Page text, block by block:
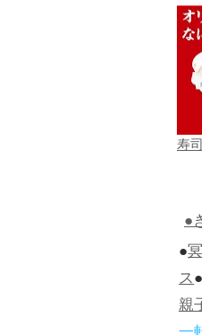
寿
●
●
ス
親